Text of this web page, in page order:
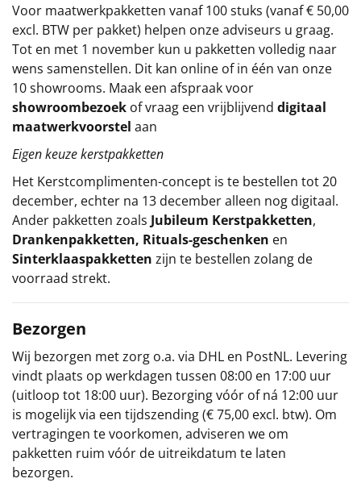
Alle overige
Voor maatwerkpakketten vanaf 100 stuks (vanaf € 50,00
excl. BTW per pakket) helpen onze adviseurs u graag.
Tot en met 1 november kun u pakketten volledig naar
wens samenstellen. Dit kan online of in één van onze
10 showrooms. Maak een afspraak voor
showroombezoek of vraag een vrijblijvend digitaal
maatwerkvoorstel aan
Eigen keuze kerstpakketten
Het Kerstcomplimenten-concept is te bestellen tot 20
december, echter na 13 december alleen nog digitaal.
Ander pakketten zoals Jubileum Kerstpakketten,
Drankenpakketten, Rituals-geschenken en
Sinterklaaspakketten zijn te bestellen zolang de
voorraad strekt.
Bezorgen
Wij bezorgen met zorg o.a. via DHL en PostNL. Levering
vindt plaats op werkdagen tussen 08:00 en 17:00 uur
(uitloop tot 18:00 uur). Bezorging vóór of ná 12:00 uur
is mogelijk via een tijdszending (€ 75,00 excl. btw). Om
vertragingen te voorkomen, adviseren we om
pakketten ruim vóór de uitreikdatum te laten
bezorgen.